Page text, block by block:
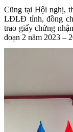
Cũng tại Hội nghị,
LĐLĐ tỉnh, đồng
trao giấy chứng
đoạn 2 năm 2023 –